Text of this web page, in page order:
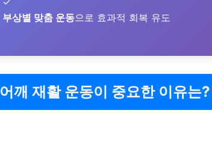
부상별 맞춤 운동으로 효과적 회복 유도
어깨 재활 운동이 중요한 이유는?